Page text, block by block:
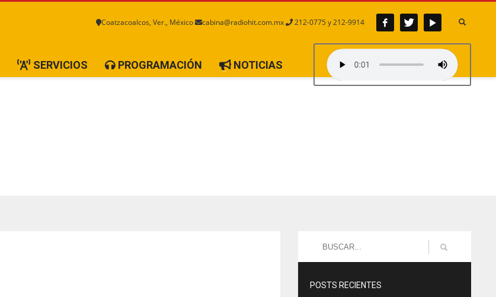
Coatzacoalcos, Ver., México cabina@radiohit.com.mx 212-0775 y 212-9914
SERVICIOS PROGRAMACIÓN NOTICIAS
POSTS RECIENTES